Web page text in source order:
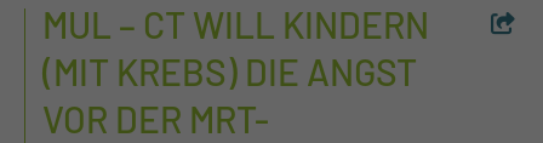
MUL – CT WILL KINDERN
(MIT KREBS) DIE ANGST
VOR DER MRT-